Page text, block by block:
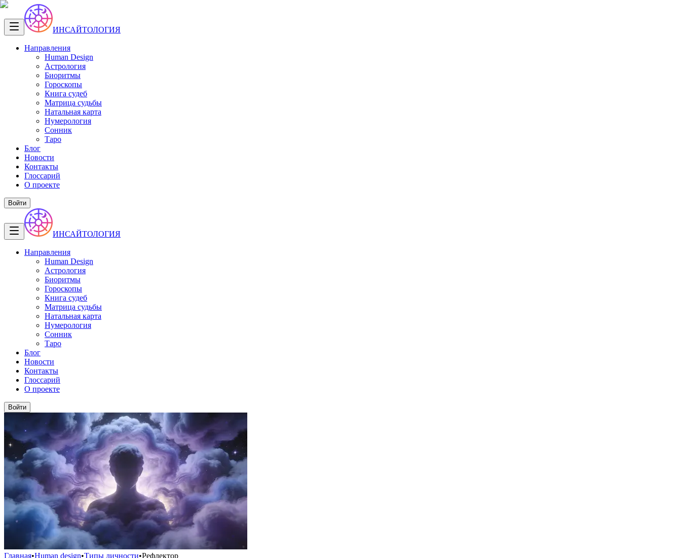
ИНСАЙТОЛОГИЯ
Направления
Human Design
Астрология
Биоритмы
Гороскопы
Книга судеб
Матрица судьбы
Натальная карта
Нумерология
Сонник
Таро
Блог
Новости
Контакты
Глоссарий
О проекте
Войти
ИНСАЙТОЛОГИЯ
Направления
Human Design
Астрология
Биоритмы
Гороскопы
Книга судеб
Матрица судьбы
Натальная карта
Нумерология
Сонник
Таро
Блог
Новости
Контакты
Глоссарий
О проекте
Войти
Главная•Human design•Типы личности•Рефлектор